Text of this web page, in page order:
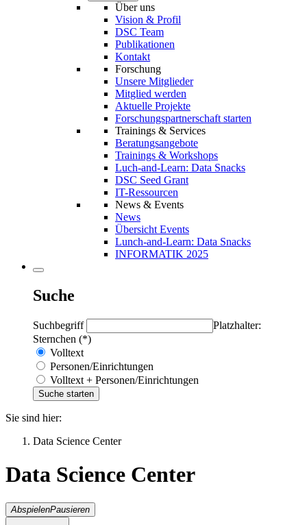
Über uns
Vision & Profil
DSC Team
Publikationen
Kontakt
Forschung
Unsere Mitglieder
Mitglied werden
Aktuelle Projekte
Forschungspartnerschaft starten
Trainings & Services
Beratungsangebote
Trainings & Workshops
Luch-and-Learn: Data Snacks
DSC Seed Grant
IT-Ressourcen
News & Events
News
Übersicht Events
Lunch-and-Learn: Data Snacks
INFORMATIK 2025
Suche
Suchbegriff
Platzhalter:
Sternchen (*)
Volltext
Personen/Einrichtungen
Volltext + Personen/Einrichtungen
Sie sind hier:
Data Science Center
Data Science Center
AbspielenPausieren